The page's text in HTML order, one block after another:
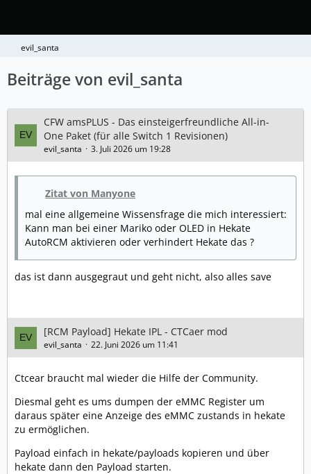
evil_santa
Beiträge von evil_santa
CFW amsPLUS - Das einsteigerfreundliche All-in-
One Paket (für alle Switch 1 Revisionen)
evil_santa 3. Juli 2026 um 19:28
Zitat von Manyone
mal eine allgemeine Wissensfrage die mich interessiert:
Kann man bei einer Mariko oder OLED in Hekate
AutoRCM aktivieren oder verhindert Hekate das ?
das ist dann ausgegraut und geht nicht, also alles save
[RCM Payload] Hekate IPL - CTCaer mod
evil_santa 22. Juni 2026 um 11:41
Ctcear braucht mal wieder die Hilfe der Community.
Diesmal geht es ums dumpen der eMMC Register um
daraus später eine Anzeige des eMMC zustands in hekate
zu ermöglichen.
Payload einfach in hekate/payloads kopieren und über
hekate dann den Payload starten.